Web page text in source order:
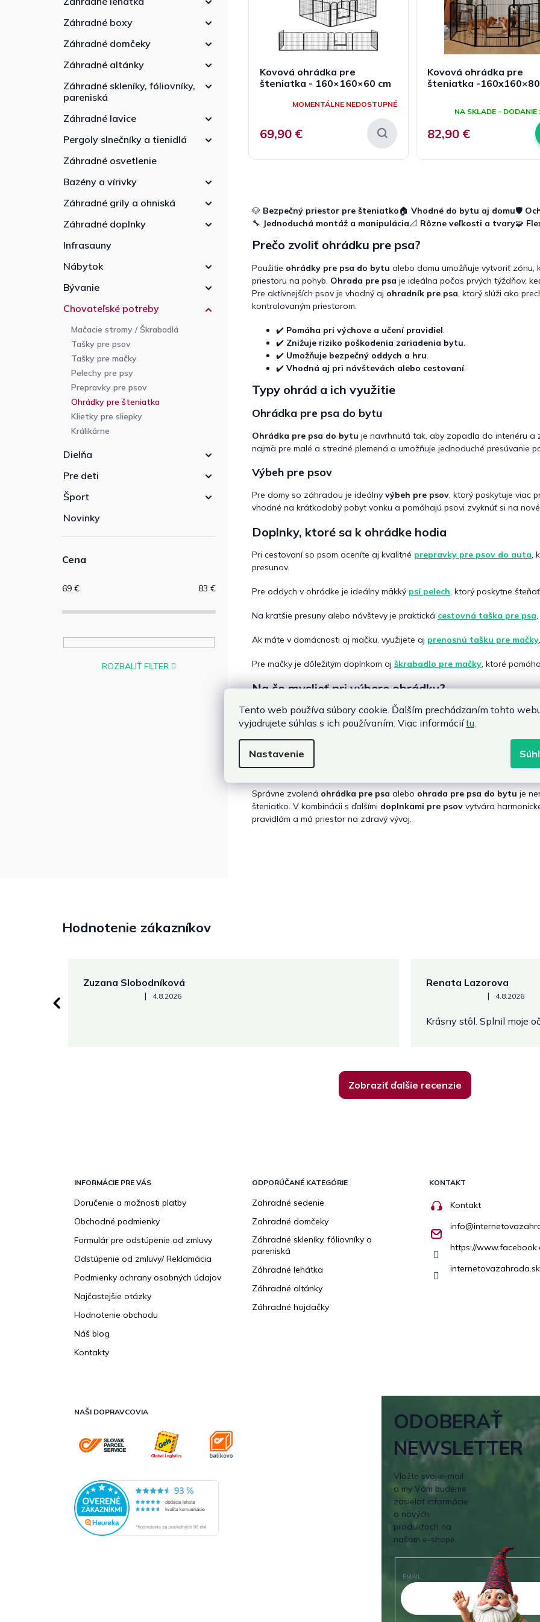
Tento web používa súbory cookie. Ďalším prechádzaním tohto
vyjadrujete súhlas s ich používaním. Viac informáciítu
Nastavenie
Záhradné boxy
Záhradné domčeky
Záhradné altánky
Záhradné skleníky, fóliovníky,
pareniská
Záhradné lavice
Pergoly slnečníky a tienidlá
Záhradné osvetlenie
Bazény a vírivky
Záhradné grily a ohniská
Záhradné doplnky
Infrasauny
Nábytok
Bývanie
Chovateľské potreby
Mačacie stromy / Škrabadlá
Tašky pre psov
Tašky pre mačky
Pelechy pre psy
Prepravky pre psov
Ohrádky pre šteniatka
Klietky pre sliepky
Králikárne
Dielňa
Pre deti
Šport
Novinky
Cena
69 € 83 €
ROZBALIŤ FILTER
Kovová ohrádka pre
šteniatka - 160×160×60 cm
MOMENTÁLNE NEDOSTUPNÉ
69,90 €
Kovová ohrádka pre
šteniatka -
hodnotenie
je
5,0
5
NA SKLADE - DODANIE
82,90 €
l
á
d
i
e
p
r
🐶 Bezpečný priestor pre šteniatko🏠 Vhodné do bytu aj domu🛡️
🔧 Jednoduchá montáž a manipulácia📐 Rôzne veľkosti a tvary🧩
Prečo zvoliť ohrádku pre psa?
Použitie ohrádky pre psa do bytu alebo domu umožňuje vytvoriť
priestoru na pohyb. Ohrada pre psa je ideálna počas prvých týždňov,
Pre aktívnejších psov je vhodný aj ohradník pre psa, ktorý slúži ako
kontrolovaným priestorom.
✔️ Pomáha pri výchove a učení pravidiel.
✔️ Znižuje riziko poškodenia zariadenia bytu.
✔️ Umožňuje bezpečný oddych a hru.
✔️ Vhodná aj pri návštevách alebo cestovaní.
Typy ohrád a ich využitie
Ohrádka pre psa do bytu
Ohrádka pre psa do bytu je navrhnutá tak, aby zapadla do interiéru a
najmä pre malé a stredné plemená a umožňuje jednoduché presúvanie
Výbeh pre psov
Pre domy so záhradou je ideálny výbeh pre psov, ktorý poskytuje viac
vhodné na krátkodobý pobyt vonku a pomáhajú psovi zvyknúť si na
Doplnky, ktoré sa k ohrádke hodia
Pri cestovaní so psom oceníte aj kvalitné prepravky pre psov do auta,
presunov.
Pre oddych v ohrádke je ideálny mäkký psí pelech, ktorý poskytne
Na kratšie presuny alebo návštevy je praktická cestovná taška pre psa
Ak máte v domácnosti aj mačku, využijete aj prenosnú tašku pre mačky
Pre mačky je dôležitým doplnkom aj škrabadlo pre mačky, ktoré
Na čo myslieť pri výbere ohrádky?
📏 Veľkosť ohrádkypodľa plemena a veku psa.
🧱 Stabilita a kvalita materiálu.
🔄Možnosť rozšírenia alebo zloženia
Vhodnosť do interiéru alebo exteriéru
Ohrádky pre šteniatka ako pomocník pri výchove
Správne zvolená ohrádka pre psa alebo ohrada pre psa do bytu je
šteniatko. V kombinácii s ďalšími doplnkami pre psov vytvára
pravidlám a má priestor na zdravý vývoj.
Hodnotenie zákazníkov
Zuzana Slobodníková
Hodnotenie obchodu je 5 z 5 hviezdičiek.
| 4.8.2026
Renata Lazorova
Hodnotenie obchodu je 5 z
| 4.8.2026
Krásny stôl. Splnil moje
Zobraziť ďalšie recenzie
INFORMÁCIE PRE VÁS
Doručenie a možnosti platby
Obchodné podmienky
Formulár pre odstúpenie od zmluvy
Odstúpenie od zmluvy/ Reklamácia
Podmienky ochrany osobných údajov
Najčastejšie otázky
Hodnotenie obchodu
Náš blog
Kontakty
ODPORÚČANÉ KATEGÓRIE
Zahradné sedenie
Zahradné domčeky
Záhradné skleníky, fóliovníky a
pareniská
Záhradné lehátka
Záhradné altánky
Záhradné hojdačky
KONTAKT
Kontakt
info@
https://
internetovazahrada.sk
NAŠI DOPRAVCOVIA
ODOBERAŤ
NEWSLETTER
Vložte svoj e-mail
a my Vám budeme
zasielať informácie
o nových
produktoch na
našom e-shope.
EMAIL